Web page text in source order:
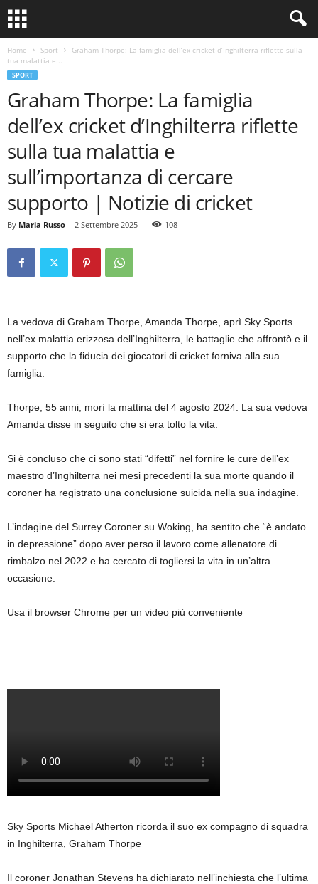
Home Sport
Graham Thorpe: La famiglia dell’ex cricket d’Inghilterra riflette sulla
tua malattia e...
SPORT
Graham Thorpe: La famiglia
dell’ex cricket d’Inghilterra riflette
sulla tua malattia e
sull’importanza di cercare
supporto | Notizie di cricket
By Maria Russo - 2 Settembre 2025 108
La vedova di Graham Thorpe, Amanda Thorpe, aprì Sky Sports
nell’ex malattia erizzosa dell’Inghilterra, le battaglie che affrontò e il
supporto che la fiducia dei giocatori di cricket forniva alla sua
famiglia.
Thorpe, 55 anni, morì la mattina del 4 agosto 2024. La sua vedova
Amanda disse in seguito che si era tolto la vita.
Si è concluso che ci sono stati “difetti” nel fornire le cure dell’ex
maestro d’Inghilterra nei mesi precedenti la sua morte quando il
coroner ha registrato una conclusione suicida nella sua indagine.
L’indagine del Surrey Coroner su Woking, ha sentito che “è andato
in depressione” dopo aver perso il lavoro come allenatore di
rimbalzo nel 2022 e ha cercato di togliersi la vita in un’altra
occasione.
Usa il browser Chrome per un video più conveniente
Sky Sports Michael Atherton ricorda il suo ex compagno di squadra
in Inghilterra, Graham Thorpe
Il coroner Jonathan Stevens ha dichiarato nell’inchiesta che l’ultima